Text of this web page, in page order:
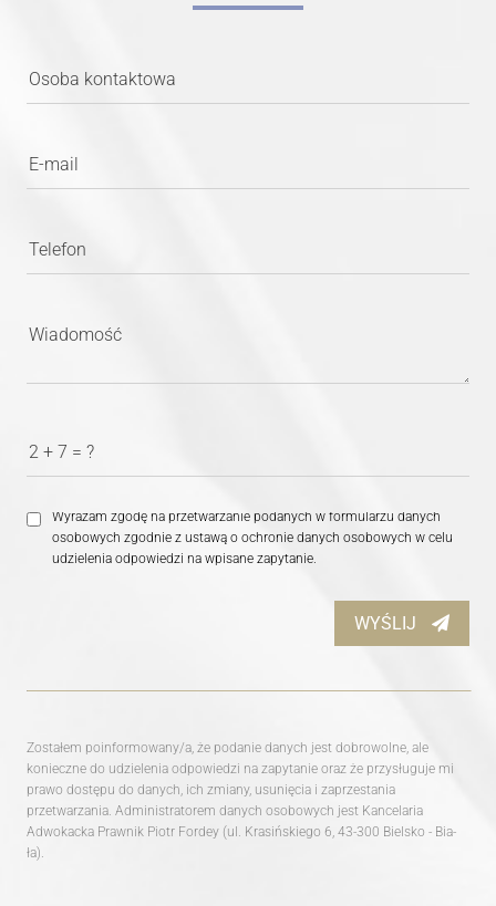
Osoba kontaktowa
E-mail
Telefon
Wiadomość
2 + 7 = ?
Wyrażam zgodę na przetwarzanie podanych w formularzu danych
osobowych zgodnie z ustawą o ochronie danych osobowych w celu
udzielenia odpowiedzi na wpisane zapytanie.
WYŚLIJ
Zostałem poinformowany/a, że podanie danych jest dobrowolne, ale
konieczne do udzielenia odpowiedzi na zapytanie oraz że przysługuje mi
prawo dostępu do danych, ich zmiany, usunięcia i zaprzestania
przetwarzania. Administratorem danych osobowych jest Kancelaria
Adwokacka Prawnik Piotr Fordey (ul. Kra­siń­skie­go 6, 43-300 Biel­sko - Bia­
ła).